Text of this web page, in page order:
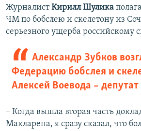
ЖурналистКирилл Шулика
ЧМ по бобслею и скелетону из
серьезного ущерба российскому
Александр Зубков
Федерацию бобслея и
Алексей Воевода –
– Когда вышла вторая часть
Макларена, я сразу сказал, что